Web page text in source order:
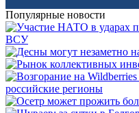
Популярные новости
ВСУ
российские регионы